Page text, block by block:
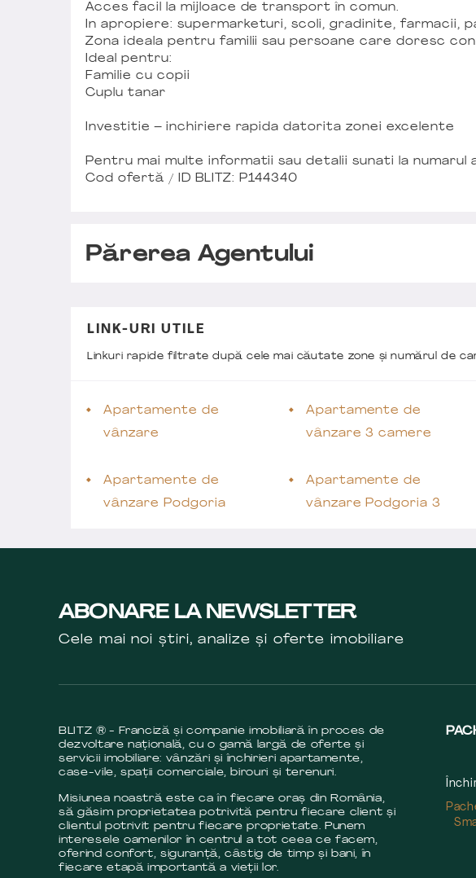
Acces facil la mijloace de transport în comun.
In apropiere: supermarketuri, scoli, gradinite, farmacii,
Zona ideala pentru familii sau persoane care doresc
Ideal pentru:
Familie cu copii
Cuplu tanar
Investitie – inchiriere rapida datorita zonei excelente
Pentru mai multe informatii sau detalii sunati la numarul
Cod ofertă / ID BLITZ: P144340
Părerea Agentului
LINK-URI UTILE
Linkuri rapide filtrate după cele mai căutate zone și numărul de
Apartamente de
vânzare
Apartamente de
vânzare Podgoria
Apartamente de
vânzare 3 camere
Apartamente de
vânzare Podgoria 3
ABONARE LA NEWSLETTER
Cele mai noi știri, analize și oferte imobiliare
BLITZ ® - Franciză și companie imobiliară în proces de
dezvoltare națională, cu o gamă largă de oferte și
servicii imobiliare: vânzări și închirieri apartamente,
case-vile, spații comerciale, birouri și terenuri.
Misiunea noastră este ca în fiecare oraș din România,
să găsim proprietatea potrivită pentru fiecare client și
clientul potrivit pentru fiecare proprietate. Punem
interesele oamenilor în centrul a tot ceea ce facem,
oferind confort, siguranță, câstig de timp și bani, în
fiecare etapă importantă a vieții lor.